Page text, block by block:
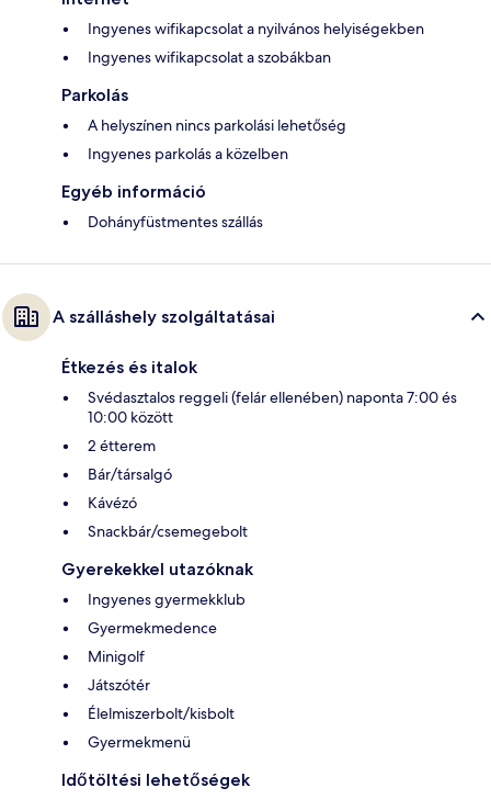
Ingyenes wifikapcsolat a nyilvános helyiségekben
Ingyenes wifikapcsolat a szobákban
Parkolás
A helyszínen nincs parkolási lehetőség
Ingyenes parkolás a közelben
Egyéb információ
Dohányfüstmentes szállás
A szálláshely szolgáltatásai
Étkezés és italok
Svédasztalos reggeli (felár ellenében) naponta 7:00 és
10:00 között
2 étterem
Bár/társalgó
Kávézó
Snackbár/csemegebolt
Gyerekekkel utazóknak
Ingyenes gyermekklub
Gyermekmedence
Minigolf
Játszótér
Élelmiszerbolt/kisbolt
Gyermekmenü
Időtöltési lehetőségek